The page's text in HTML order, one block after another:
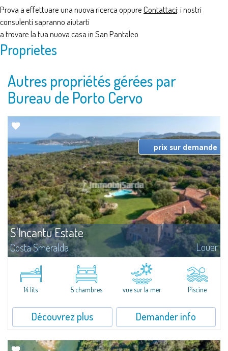
Prova a effettuare una nuova ricerca oppureContattaci: i nostri
consulenti sapranno aiutarti
a trovare la tua nuova casa in San Pantaleo
Proprietes
Autres propriétés gérées par
Bureau de Porto Cervo
S'Incantu Estate
Costa Smeralda Louer
Superbe villa au style typique de la Gallura, caractérisant toutes les plus
belles demeures de la Costa Smeralda.Sur les vertes collines de San
Pantaleo, position exceptionnelle et discrète, Villa Aglentina jouit d'une...
prix sur demande
14 lits 5 chambres vue sur la mer Piscine
Découvrez plus Demander info